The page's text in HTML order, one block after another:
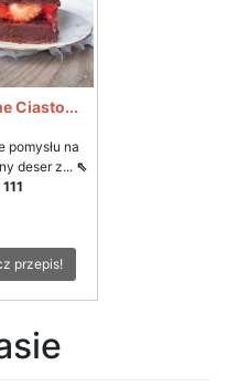
Ciasto...
pomysłu na
deser z... ⇖
111
przepis!